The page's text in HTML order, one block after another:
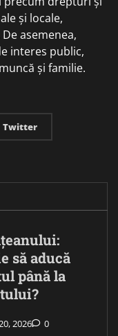
și locale,
asemenea,
interes public,
și familie.
Twitter
să aducă
până la
2026 0